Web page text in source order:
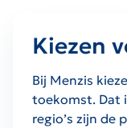
Kiezen
Bij Menzis
toekomst. Dat
regio’s zijn de